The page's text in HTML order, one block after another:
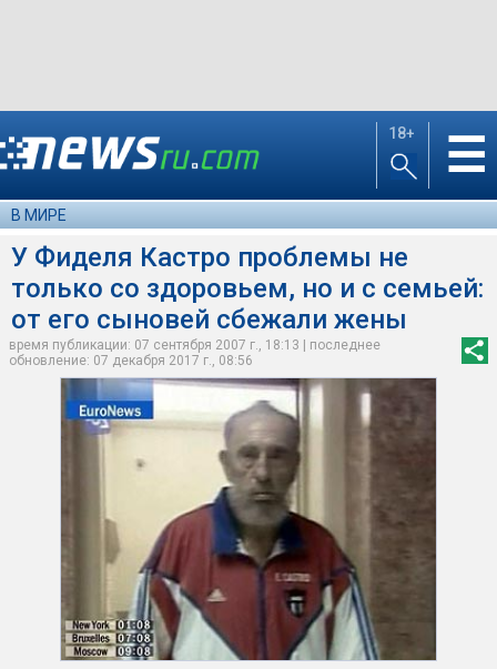
18+ ☰
В МИРЕ
У Фиделя Кастро проблемы не
только со здоровьем, но и с семьей:
от его сыновей сбежали жены
время публикации: 07 сентября 2007 г., 18:13 | последнее
обновление: 07 декабря 2017 г., 08:56